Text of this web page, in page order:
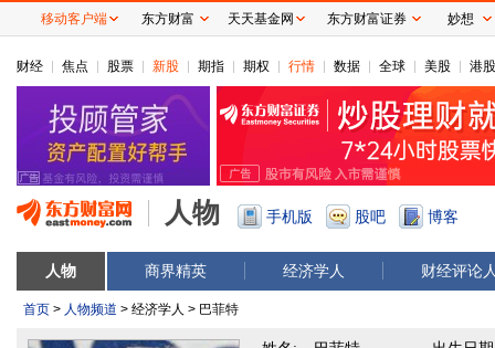
财经 焦点 股票 新股 期指 期权 行情 数据 全球 美股 港股
人物 手机版 股吧 博客
人物 商界精英 经济学人 财经评论
首页 > 人物频道 > 经济学人 > 巴菲特
移动客户端 东方财富 天天基金网 东方财富证券 妙想